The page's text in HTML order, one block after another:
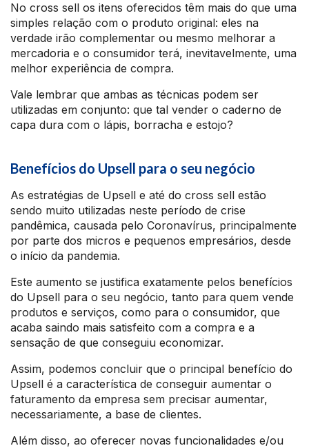
No cross sell os itens oferecidos têm mais do que uma
simples relação com o produto original: eles na
verdade irão complementar ou mesmo melhorar a
mercadoria e o consumidor terá, inevitavelmente, uma
melhor experiência de compra.
Vale lembrar que ambas as técnicas podem ser
utilizadas em conjunto: que tal vender o caderno de
capa dura com o lápis, borracha e estojo?
Benefícios do Upsell para o seu negócio
As estratégias de Upsell e até do cross sell estão
sendo muito utilizadas neste período de crise
pandêmica, causada pelo Coronavírus, principalmente
por parte dos micros e pequenos empresários, desde
o início da pandemia.
Este aumento se justifica exatamente pelos benefícios
do Upsell para o seu negócio, tanto para quem vende
produtos e serviços, como para o consumidor, que
acaba saindo mais satisfeito com a compra e a
sensação de que conseguiu economizar.
Assim, podemos concluir que o principal benefício do
Upsell é a característica de conseguir aumentar o
faturamento da empresa sem precisar aumentar,
necessariamente, a base de clientes.
Além disso, ao oferecer novas funcionalidades e/ou